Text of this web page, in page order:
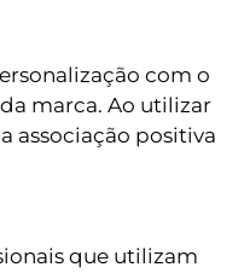
com o
marca. Ao utilizar
associação positiva
que utilizam